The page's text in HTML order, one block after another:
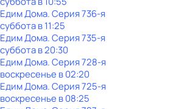
Едим Дома. Серия 736-я
субботав11:25
Едим Дома. Серия 735-я
субботав20:30
Едим Дома. Серия 728-я
воскресенье в02:20
Едим Дома. Серия 725-я
воскресенье в08:25